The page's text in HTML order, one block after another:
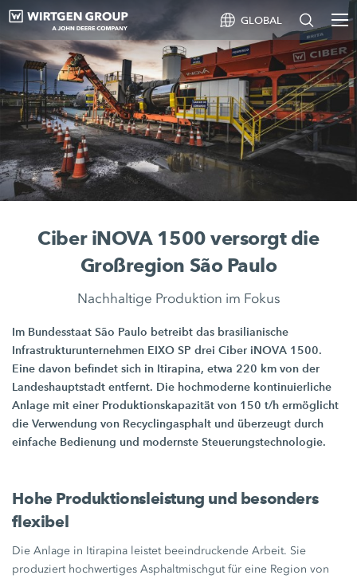
GLOBAL
Ciber iNOVA 1500 versorgt die
Großregion São Paulo
Nachhaltige Produktion im Fokus
Im Bundesstaat São Paulo betreibt das brasilianische
Infrastrukturunternehmen EIXO SP drei Ciber iNOVA 1500.
Eine davon befindet sich in Itirapina, etwa 220 km von der
Landeshauptstadt entfernt. Die hochmoderne kontinuierliche
Anlage mit einer Produktionskapazität von 150 t/h ermöglicht
die Verwendung von Recyclingasphalt und überzeugt durch
einfache Bedienung und modernste Steuerungstechnologie.
Hohe Produktionsleistung und besonders
flexibel
Die Anlage in Itirapina leistet beeindruckende Arbeit. Sie
produziert hochwertiges Asphaltmischgut für eine Region von